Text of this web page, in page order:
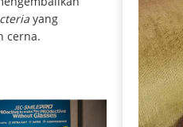
yang
cerna.